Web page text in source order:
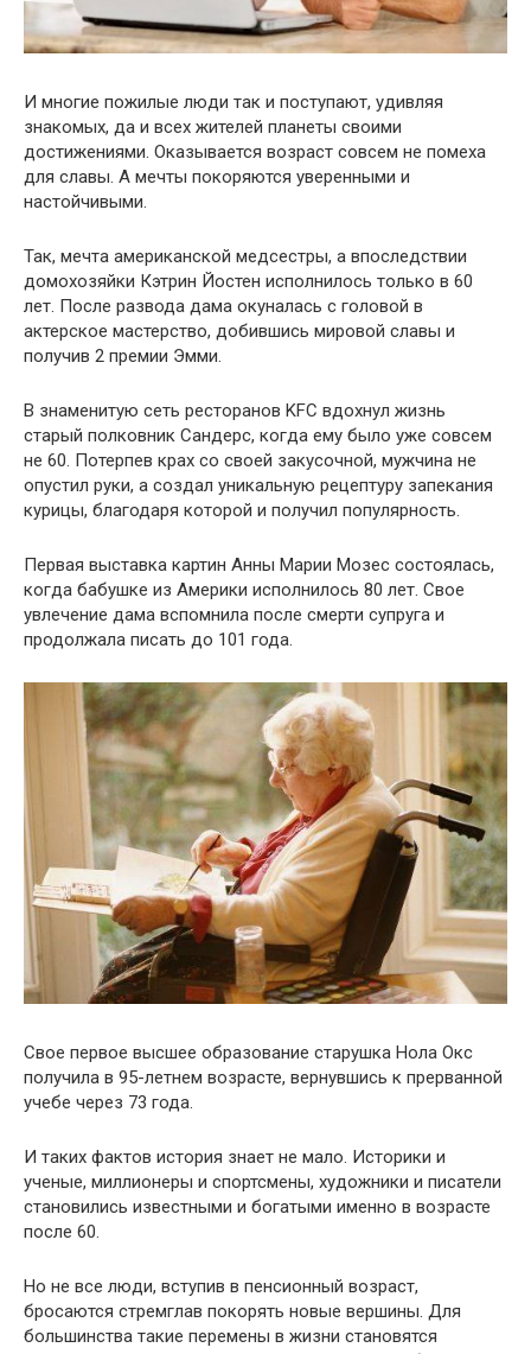
И многие пожилые люди так и поступают, удивляя
знакомых, да и всех жителей планеты своими
достижениями. Оказывается возраст совсем не помеха
для славы. А мечты покоряются уверенными и
настойчивыми.
Так, мечта американской медсестры, а впоследствии
домохозяйки Кэтрин Йостен исполнилось только в 60
лет. После развода дама окуналась с головой в
актерское мастерство, добившись мировой славы и
получив 2 премии Эмми.
В знаменитую сеть ресторанов KFC вдохнул жизнь
старый полковник Сандерс, когда ему было уже совсем
не 60. Потерпев крах со своей закусочной, мужчина не
опустил руки, а создал уникальную рецептуру запекания
курицы, благодаря которой и получил популярность.
Первая выставка картин Анны Марии Мозес состоялась,
когда бабушке из Америки исполнилось 80 лет. Свое
увлечение дама вспомнила после смерти супруга и
продолжала писать до 101 года.
Свое первое высшее образование старушка Нола Окс
получила в 95-летнем возрасте, вернувшись к прерванной
учебе через 73 года.
И таких фактов история знает не мало. Историки и
ученые, миллионеры и спортсмены, художники и писатели
становились известными и богатыми именно в возрасте
после 60.
Но не все люди, вступив в пенсионный возраст,
бросаются стремглав покорять новые вершины. Для
большинства такие перемены в жизни становятся